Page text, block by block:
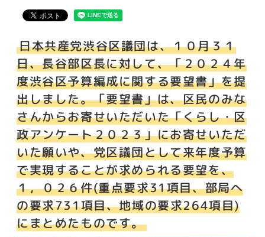
日本共産党渋谷区議団は、１０月３１
日、長谷部区長に対して、「２０２４年
度渋谷区予算編成に関する要望書」を提
出しました。「要望書」は、区民のみな
さんからお寄せいただいた「くらし・区
政アンケート２０２３」にお寄せいただ
いた願いや、党区議団として来年度予算
で実現することが求められる要望を、
１，０２６件(重点要求31項目、部局へ
の要求731項目、地域の要求264項目)
にまとめたものです。